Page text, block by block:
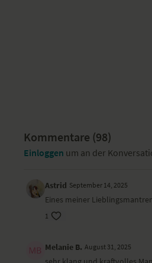
Kommentare (98)
Einloggen um an der
Astrid September 14, 2025
Eines meiner
1
Melanie B. August 31, 2025